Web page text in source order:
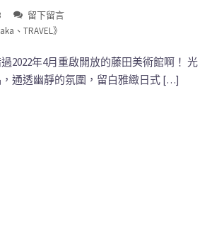
留下留言
、 TRAVEL》
2022年4月重啟開放的藤田美術館啊！ 光
通透幽靜的氛圍，留白雅緻日式 […]